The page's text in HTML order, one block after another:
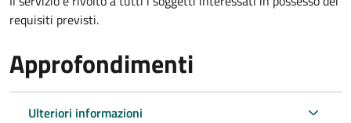
requisiti previsti.
Approfondimenti
Ulteriori informazioni